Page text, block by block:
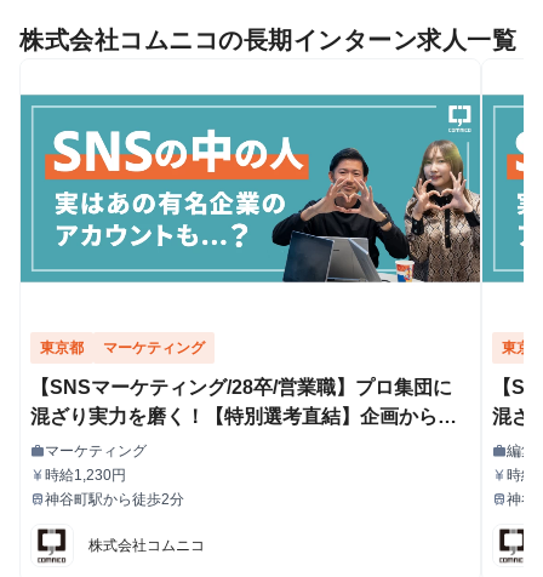
株式会社コムニコの長期インターン求人一覧
東京都 マーケティング
【SNSマーケティング/28卒/営業職】プロ集団に
混ざり実力を磨く！【特別選考直結】企画から携
わるSNSアカウント運用 / 週2日・私服勤務OK
職種
workマーケティング
給与
currency_yen 時給1,230円
最寄駅
train神谷町駅から徒歩2分
株式会社コムニコ
東京
【
混ざ
わる
職種
work編集
給与
currency_yen 時給
最寄駅
train神谷